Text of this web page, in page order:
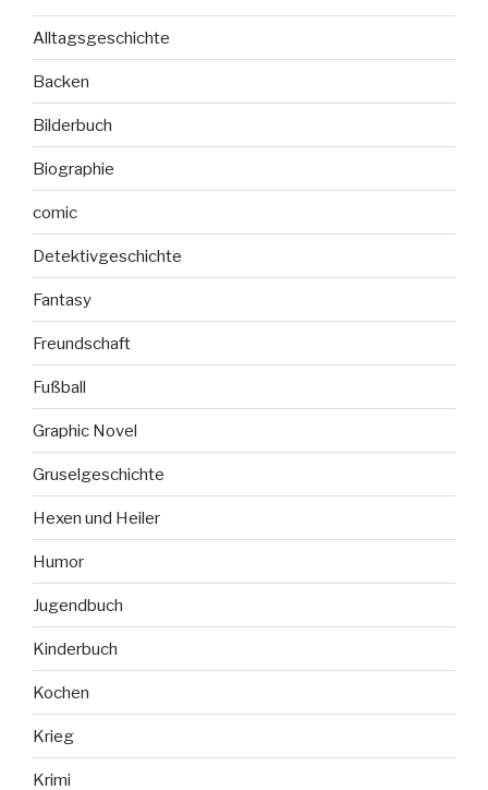
Alltagsgeschichte
Backen
Bilderbuch
Biographie
comic
Detektivgeschichte
Fantasy
Freundschaft
Fußball
Graphic Novel
Gruselgeschichte
Hexen und Heiler
Humor
Jugendbuch
Kinderbuch
Kochen
Krieg
Krimi